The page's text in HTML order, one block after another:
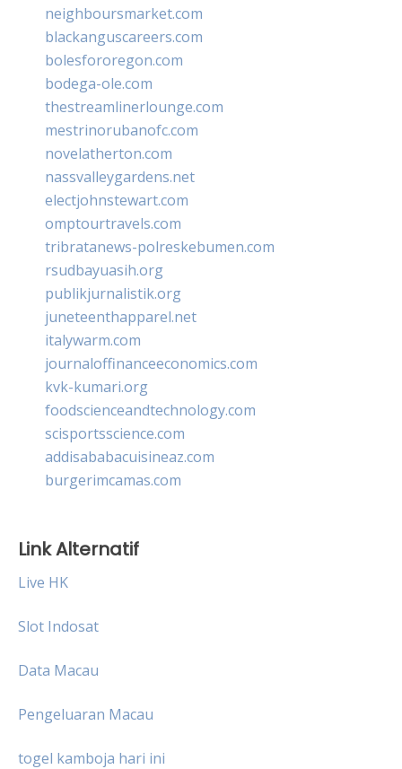
neighboursmarket.com
blackanguscareers.com
bolesfororegon.com
bodega-ole.com
thestreamlinerlounge.com
mestrinorubanofc.com
novelatherton.com
nassvalleygardens.net
electjohnstewart.com
omptourtravels.com
tribratanews-polreskebumen.com
rsudbayuasih.org
publikjurnalistik.org
juneteenthapparel.net
italywarm.com
journaloffinanceeconomics.com
kvk-kumari.org
foodscienceandtechnology.com
scisportsscience.com
addisababacuisineaz.com
burgerimcamas.com
Link Alternatif
Live HK
Slot Indosat
Data Macau
Pengeluaran Macau
togel kamboja hari ini